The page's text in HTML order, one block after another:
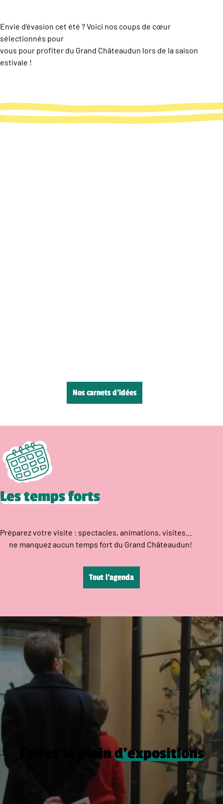
Envie d’évasion cet été ? Voici nos coups de cœur
sélectionnés pour
vous pour profiter du Grand Châteaudun lors de la saison
estivale !
Nos carnets d’idées
Les temps forts
Préparez votre visite : spectacles, animations, visites…
ne manquez aucun temps fort du Grand Châteaudun!
Tout l’agenda
Faites le pleind’expositions